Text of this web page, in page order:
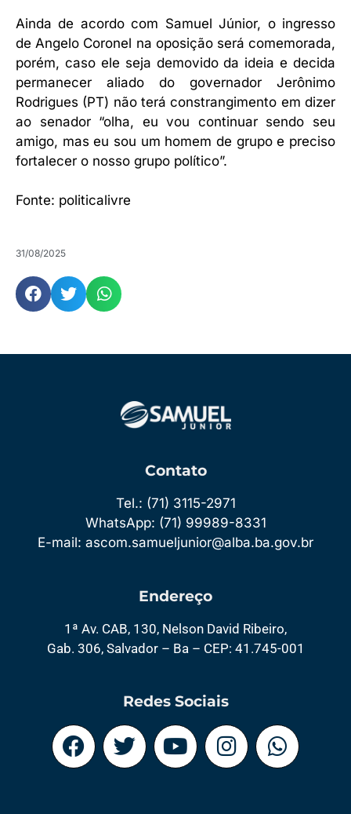
Ainda de acordo com Samuel Júnior, o ingresso
de Angelo Coronel na oposição será comemorada,
porém, caso ele seja demovido da ideia e decida
permanecer aliado do governador Jerônimo
Rodrigues (PT) não terá constrangimento em dizer
ao senador “olha, eu vou continuar sendo seu
amigo, mas eu sou um homem de grupo e preciso
fortalecer o nosso grupo político”.
Fonte: politicalivre
31/08/2025
Contato
Tel.: (71) 3115-2971
WhatsApp: (71) 99989-8331
E-mail: ascom.samueljunior@alba.ba.gov.br
Endereço
1ª Av. CAB, 130, Nelson David Ribeiro,
Gab. 306, Salvador – Ba – CEP: 41.745-001
Redes Sociais